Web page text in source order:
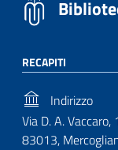
RECAPITI
Indirizzo
Via D. A.
83013,